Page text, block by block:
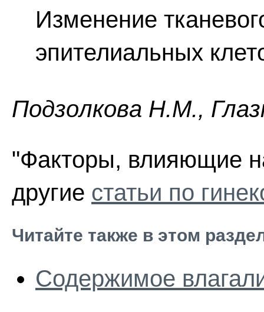
Изменение
эпителиальных
Пoдзoлкoвa H.M.,
"Факторы, влияющие
другие статьи по
Читайте также в этом
Содержимое